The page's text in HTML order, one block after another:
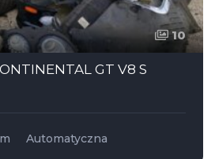
10
GT V8 S
Automatyczna